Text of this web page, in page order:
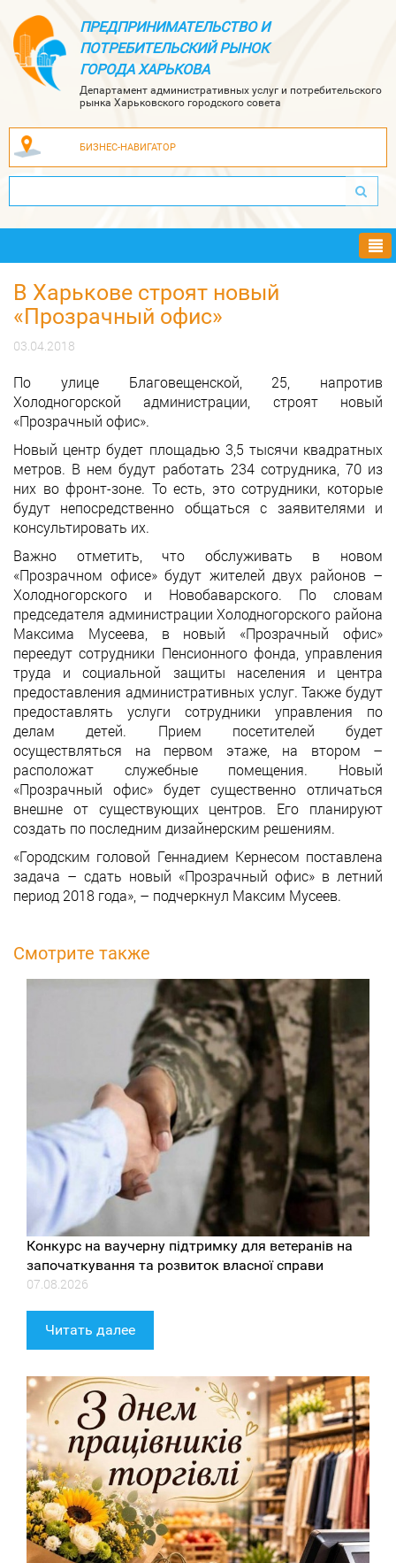
ПРЕДПРИНИМАТЕЛЬСТВО И
ПОТРЕБИТЕЛЬСКИЙ РЫНОК
ГОРОДА ХАРЬКОВА
Департамент административных услуг и потребительского
рынка Харьковского городского совета
БИЗНЕС-НАВИГАТОР
В Харькове строят новый
«Прозрачный офис»
03.04.2018
По улице Благовещенской, 25, напротив
Холодногорской администрации, строят новый
«Прозрачный офис».
Новый центр будет площадью 3,5 тысячи квадратных
метров. В нем будут работать 234 сотрудника, 70 из
них во фронт-зоне. То есть, это сотрудники, которые
будут непосредственно общаться с заявителями и
консультировать их.
Важно отметить, что обслуживать в новом
«Прозрачном офисе» будут жителей двух районов –
Холодногорского и Новобаварского. По словам
председателя администрации Холодногорского района
Максима Мусеева, в новый «Прозрачный офис»
переедут сотрудники Пенсионного фонда, управления
труда и социальной защиты населения и центра
предоставления административных услуг. Также будут
предоставлять услуги сотрудники управления по
делам детей. Прием посетителей будет
осуществляться на первом этаже, на втором –
расположат служебные помещения. Новый
«Прозрачный офис» будет существенно отличаться
внешне от существующих центров. Его планируют
создать по последним дизайнерским решениям.
«Городским головой Геннадием Кернесом поставлена
задача – сдать новый «Прозрачный офис» в летний
период 2018 года», – подчеркнул Максим Мусеев.
Смотрите также
Конкурс на ваучерну підтримку для ветеранів на
започаткування та розвиток власної справи
07.08.2026
Читать далее